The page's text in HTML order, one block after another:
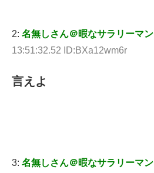
2: 名無しさん＠暇なサラリーマン
13:51:32.52 ID:BXa12wm6r
言えよ
3: 名無しさん＠暇なサラリーマン